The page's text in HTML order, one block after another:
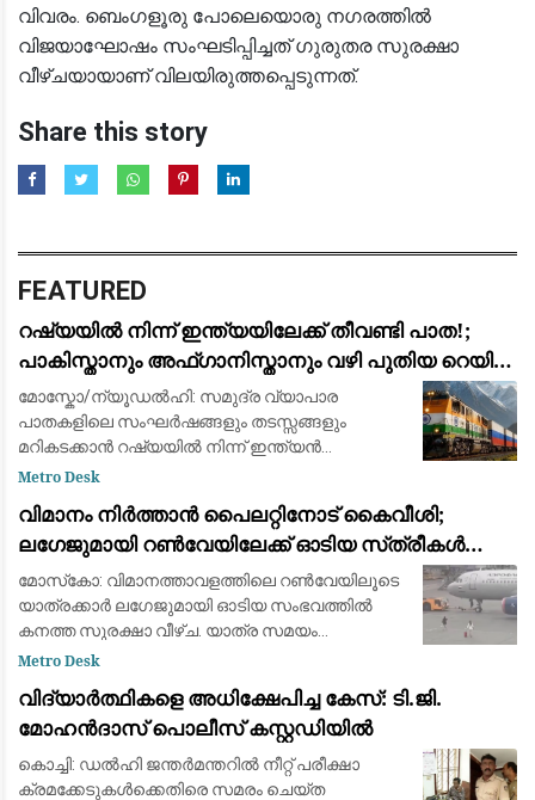
വിവരം. ബെംഗളൂരു പോലെയൊരു നഗരത്തില്‍
വിജയാഘോഷം സംഘടിപ്പിച്ചത് ഗുരുതര സുരക്ഷാ
വീഴ്ചയായാണ് വിലയിരുത്തപ്പെടുന്നത്.
Share this story
FEATURED
റഷ്യയിൽ നിന്ന് ഇന്ത്യയിലേക്ക് തീവണ്ടി പാത!;
പാകിസ്താനും അഫ്ഗാനിസ്താനും വഴി പുതിയ റെയിൽ
പദ്ധതിയുമായി ഉപപ്രധാനമന്ത്രി മററ്റ് ഖൂസ്നൂലീൻ
മോസ്കോ/ന്യൂഡൽഹി: സമുദ്ര വ്യാപാര
പാതകളിലെ സംഘർഷങ്ങളും തടസ്സങ്ങളും
മറികടക്കാൻ റഷ്യയിൽ നിന്ന് ഇന്ത്യൻ
മഹാസമുദ്രത്തിലേക്കും ഇന്ത്യയിലേക്കും നേരിട്ട്
പരിശോധിച്ച് വ
Metro Desk
വിമാനം നിർത്താൻ പൈലറ്റിനോട് കൈവീശി;
ലഗേജുമായി റൺവേയിലേക്ക് ഓടിയ സ്‌ത്രീകൾ
പിടിയിൽ
മോസ്‌കോ: വിമാനത്താവളത്തിലെ റൺവേയിലൂടെ
യാത്രക്കാർ ലഗേജുമായി ഓടിയ സംഭവത്തിൽ
കനത്ത സുരക്ഷാ വീഴ്ച. യാത്ര സമയം
കഴിഞ്ഞെത്തിയതിനെ തുടർന്ന് ഫ്‌ളൈറ്റ് നഷ്ടപ്പെട്ട
Metro Desk
വിദ്യാർത്ഥികളെ അധിക്ഷേപിച്ച കേസ്: ടി.ജി.
മോഹൻദാസ് പൊലീസ് കസ്റ്റഡിയിൽ
കൊച്ചി: ഡൽഹി ജന്തർമന്തറിൽ നീറ്റ് പരീക്ഷാ
ക്രമക്കേടുകൾക്കെതിരെ സമരം ചെയ്ത